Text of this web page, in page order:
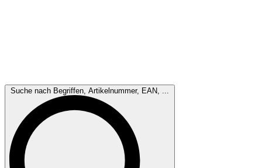
Suche nach Begriffen, Artikelnummer, EAN, ...